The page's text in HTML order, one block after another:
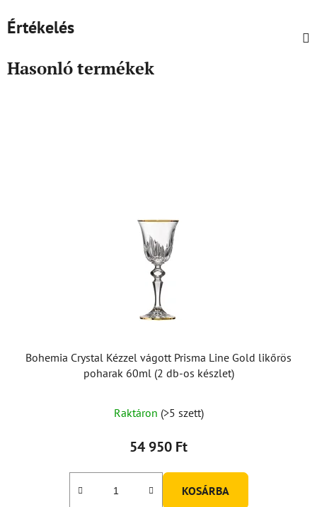
Értékelés
Hasonló termékek
Bohemia Crystal Kézzel vágott Prisma Line Gold likőrös
poharak 60ml (2 db-os készlet)
Raktáron (>5 szett)
54 950 Ft
KOSÁRBA